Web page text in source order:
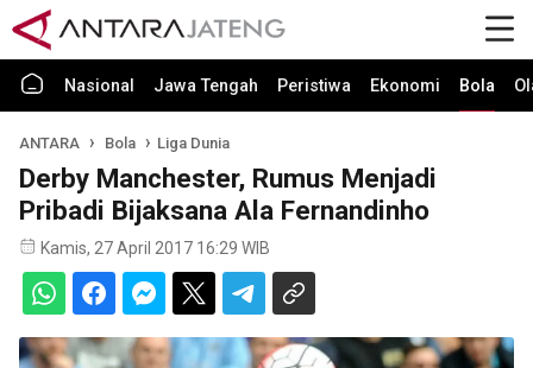
Nasional Jawa Tengah Peristiwa Ekonomi Bola
ANTARA Bola Liga Dunia
Derby Manchester, Rumus Menjadi
Pribadi Bijaksana Ala Fernandinho
Kamis, 27 April 2017 16:29 WIB